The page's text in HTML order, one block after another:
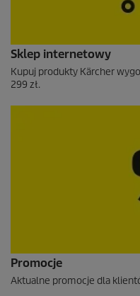
Sklep internetowy
Kupuj produkty Kärcher
299 zł.
Promocje
Aktualne promocje dla